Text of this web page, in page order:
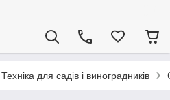
Техніка для садів і виноградників